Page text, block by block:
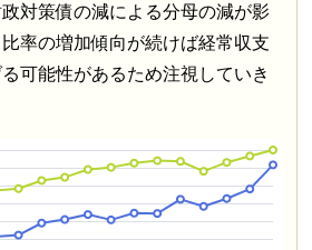
対策債の減による分母の減が影
率の増加傾向が続けば経常収支
可能性があるため注視していき